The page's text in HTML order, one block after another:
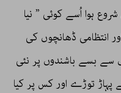
ہوا اُسے کوئی ” نیا
انتظامی ڈھانچوں کی
سے بسے باشندوں پر نئی
پہاڑ توڑے اور کس پر کیا